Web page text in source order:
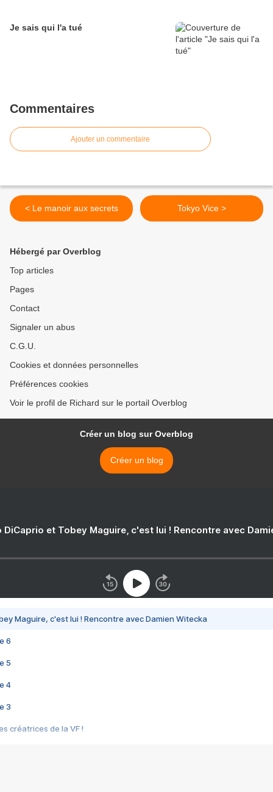
Je sais qui l'a tué
Commentaires
Ajouter un commentaire
< Le manoir aux secrets Tokyo Vice >
Hébergé par Overblog
Top articles
Pages
Contact
Signaler un abus
C.G.U.
Cookies et données personnelles
Préférences cookies
Voir le profil de Richard sur le portail Overblog
Créer un blog sur Overblog
Créer un blog
DiCaprio et Tobey Maguire, c'est lui ! Rencontre avec
Maguire, c'est lui ! Rencontre avec Damien Witecka
6
5
4
3
créatrices de la VF !